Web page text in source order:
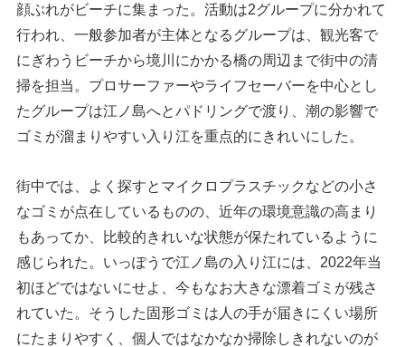
顔ぶれがビーチに集まった。活動は2グループに分かれて
行われ、一般参加者が主体となるグループは、観光客で
にぎわうビーチから境川にかかる橋の周辺まで街中の清
掃を担当。プロサーファーやライフセーバーを中心とし
たグループは江ノ島へとパドリングで渡り、潮の影響で
ゴミが溜まりやすい入り江を重点的にきれいにした。
街中では、よく探すとマイクロプラスチックなどの小さ
なゴミが点在しているものの、近年の環境意識の高まり
もあってか、比較的きれいな状態が保たれているように
感じられた。いっぽうで江ノ島の入り江には、2022年当
初ほどではないにせよ、今もなお大きな漂着ゴミが残さ
れていた。そうした固形ゴミは人の手が届きにくい場所
にたまりやすく、個人ではなかなか掃除しきれないのが